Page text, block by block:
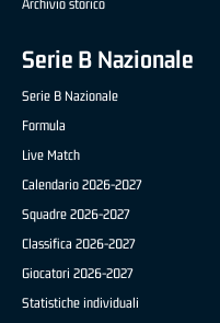
Archivio storico
Serie B Nazionale
Serie B Nazionale
Formula
Live Match
Calendario 2026-2027
Squadre 2026-2027
Classifica 2026-2027
Giocatori 2026-2027
Statistiche individuali